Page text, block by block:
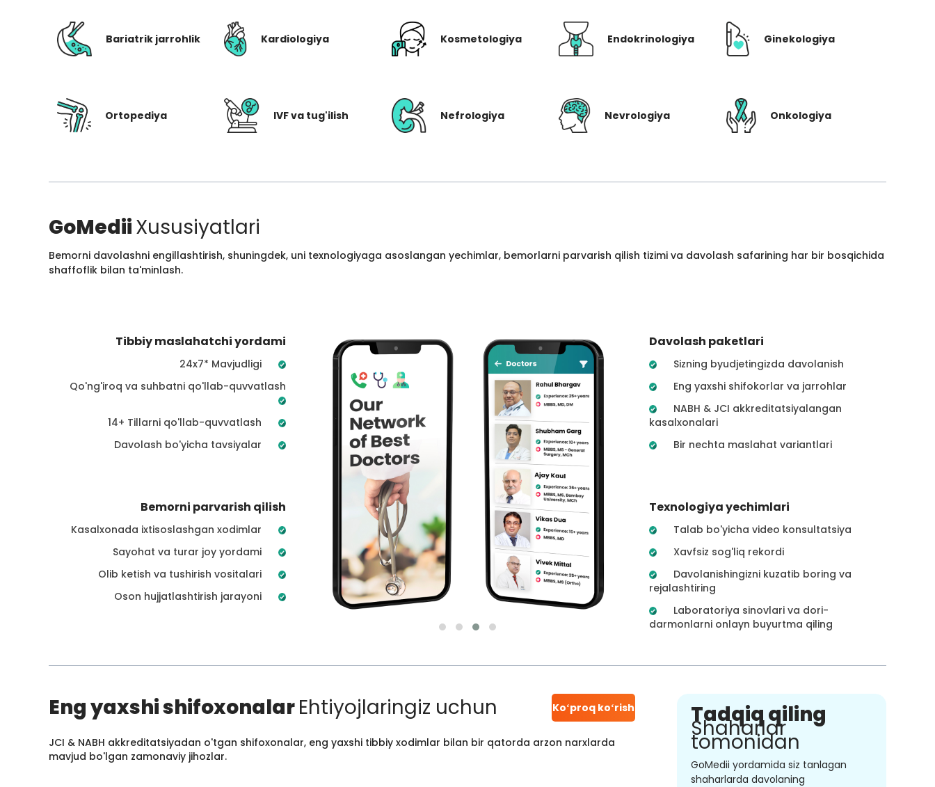
Bariatrik jarrohlik Kardiologiya Kosmetologiya Endokrinologiya Ginekologiya
Ortopediya IVF va tug'ilish Nefrologiya Nevrologiya Onkologiya
GoMediiXususiyatlari
Bemorni davolashni engillashtirish, shuningdek, uni texnologiyaga asoslangan yechimlar, bemorlarni parvarish qilish tizimi va davolash safarining har bir bosqichida
shaffoflik bilan ta'minlash.
Tibbiy maslahatchi yordami
24x7* Mavjudligi
Qo'ng'iroq va suhbatni qo'llab-quvvatlash
14+ Tillarni qo'llab-quvvatlash
Davolash bo'yicha tavsiyalar
Bemorni parvarish qilish
Kasalxonada ixtisoslashgan xodimlar
Sayohat va turar joy yordami
Olib ketish va tushirish vositalari
Oson hujjatlashtirish jarayoni
Davolash paketlari
Sizning byudjetingizda davolanish
Eng yaxshi shifokorlar va jarrohlar
NABH & JCI akkreditatsiyalangan
kasalxonalari
Bir nechta maslahat variantlari
Texnologiya yechimlari
Talab bo'yicha video konsultatsiya
Xavfsiz sog'liq rekordi
Davolanishingizni kuzatib boring va
rejalashtiring
Laboratoriya sinovlari va dori-
darmonlarni onlayn buyurtma qiling
Eng yaxshi shifoxonalarEhtiyojlaringiz uchun Koʻproq koʻrish
JCI & NABH akkreditatsiyadan o'tgan shifoxonalar, eng yaxshi tibbiy xodimlar bilan bir qatorda arzon narxlarda
mavjud bo'lgan zamonaviy jihozlar.
Tadqiq qiling
Shaharlar
tomonidan
GoMedii yordamida siz tanlagan
shaharlarda davolaning